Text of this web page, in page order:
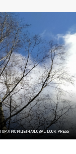
ЛИСИЦЫН/GLOBAL LOOK PRESS